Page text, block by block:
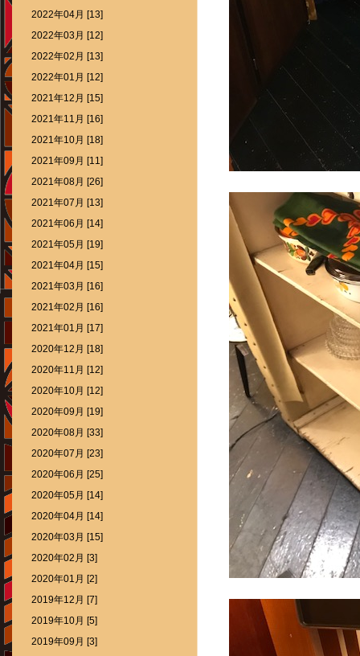
2022年04月 [13]
2022年03月 [12]
2022年02月 [13]
2022年01月 [12]
2021年12月 [15]
2021年11月 [16]
2021年10月 [18]
2021年09月 [11]
2021年08月 [26]
2021年07月 [13]
2021年06月 [14]
2021年05月 [19]
2021年04月 [15]
2021年03月 [16]
2021年02月 [16]
2021年01月 [17]
2020年12月 [18]
2020年11月 [12]
2020年10月 [12]
2020年09月 [19]
2020年08月 [33]
2020年07月 [23]
2020年06月 [25]
2020年05月 [14]
2020年04月 [14]
2020年03月 [15]
2020年02月 [3]
2020年01月 [2]
2019年12月 [7]
2019年10月 [5]
2019年09月 [3]